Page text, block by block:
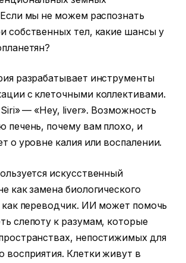
мы не можем распознать
собственных тел, какие шансы у
разрабатывает инструменты
с клеточными коллективами.
— «Hey, liver». Возможность
печень, почему вам плохо, и
о уровне калия или воспалении.
искусственный
как замена биологического
как переводчик. ИИ может помочь
слепоту к разумам, которые
непостижимых для
восприятия. Клетки живут в